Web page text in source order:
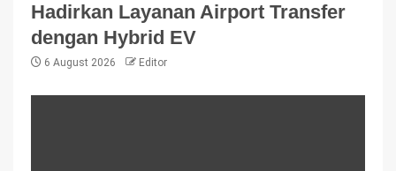
Hadirkan Layanan Airport Transfer
dengan Hybrid EV
6 August 2026 Editor